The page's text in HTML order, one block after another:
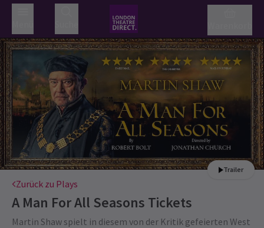
Trailer
Zurück zu Plays
A Man For All Seasons Tickets
Martin Shaw spielt in diesem von der Kritik gefeierten West